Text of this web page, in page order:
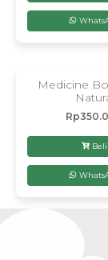
Medicine
Rp
Beli